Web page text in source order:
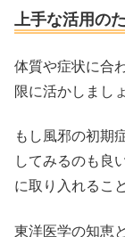
上手な活用の
体質や症状に合
限に活かしまし
もし風邪の初期
してみるのも良
に取り入れるこ
東洋医学の知恵